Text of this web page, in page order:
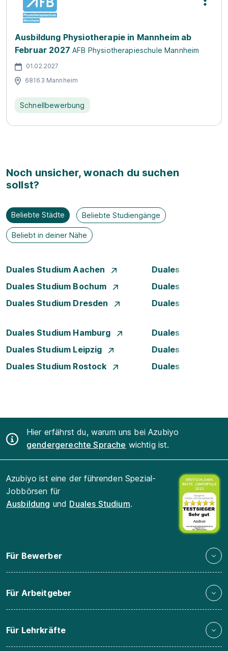
Ausbildung Physiotherapie in Mannheim ab
Februar 2027 AFB Physiotherapieschule Mannheim
01.02.2027
68163 Mannheim
Schnellbewerbung
Noch unsicher, wonach du suchen
sollst?
Beliebte Städte Beliebte Studiengänge
Beliebt in deiner Nähe
Duales Studium Aachen
Duales Studium
Duales Studium Bochum
Duales Studium
Duales Studium Dresden
Duales Studium
Duales Studium Hamburg
Duales Studium
Duales Studium Leipzig
Duales Studium
Duales Studium Rostock
Duales Studium
Hier erfährst du, warum uns bei Azubiyo
gendergerechte Sprache wichtig ist.
Azubiyo ist eine der führenden Spezial-
Jobbörsen für
Ausbildung und Duales Studium.
Für Bewerber
Für Arbeitgeber
Für Lehrkräfte